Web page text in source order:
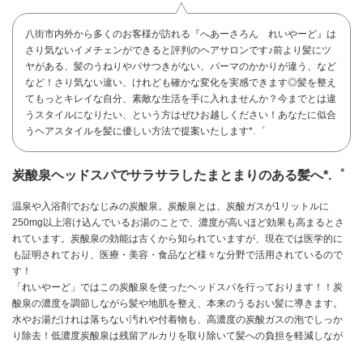
お問い合わせ
八街市内外から多くのお客様が訪れる『へあーさろん れいやーど』は
さり気ないイメチェンができると評判のヘアサロンです♪前より髪にツ
ヤがある、髪のうねりやパサつきがない、パーマのかかりが違う、など
など！さり気ない違い、けれども確かな変化を実感できます◎髪を整え
てもっとキレイな自分、素敵な生活を手に入れませんか？今までとは違
うスタイルになりたい、という方はぜひお越しください！あなたに似合
うヘアスタイルを髪に優しい方法で提案いたします*.゜
炭酸泉ヘッドスパでサラサラしたまとまりのある髪へ*.゜
温泉や入浴剤でおなじみの炭酸泉。炭酸泉とは、炭酸ガスが1リットルに
250mg以上溶け込んでいるお湯のことで、濃度が高いほど効果も高まるとさ
れています。炭酸泉の効能は古くから知られていますが、現在では医学的に
も証明されており、医療・美容・食品など様々な分野で活用されているので
す！
「れいやーど」ではこの炭酸泉を使ったヘッドスパを行っております！！炭
酸泉の濃度を調節しながら髪や地肌を整え、本来のうるおい髪に導きます。
水やお湯だけれは落ちない汚れや付着物も、高濃度の炭酸ガスの泡でしっか
り除去！低濃度炭酸泉は残留アルカリを取り除いて髪への負担を軽減しなが